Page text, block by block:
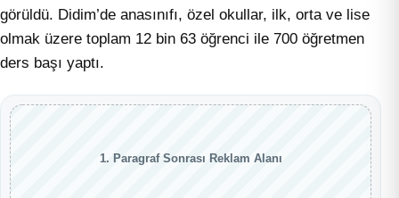
görüldü. Didim’de anasınıfı, özel okullar, ilk, orta ve lise
olmak üzere toplam 12 bin 63 öğrenci ile 700 öğretmen
ders başı yaptı.
1. Paragraf Sonrası Reklam Alanı